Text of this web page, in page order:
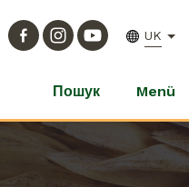
UK
Пошук Menü